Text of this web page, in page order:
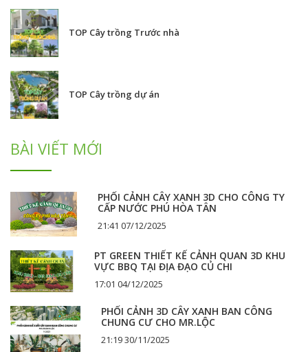
TOP Cây trồng Trước nhà
TOP Cây trồng dự án
BÀI VIẾT MỚI
PHỐI CẢNH CÂY XANH 3D CHO CÔNG TY
CẤP NƯỚC PHÚ HÒA TÂN
21:41 07/12/2025
PT GREEN THIẾT KẾ CẢNH QUAN 3D KHU
VỰC BBQ TẠI ĐỊA ĐẠO CỦ CHI
17:01 04/12/2025
PHỐI CẢNH 3D CÂY XANH BAN CÔNG
CHUNG CƯ CHO MR.LỘC
21:19 30/11/2025